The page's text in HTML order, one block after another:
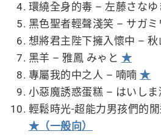
環繞全身的毒 – 左藤さなゆ
黑色聖者輕聲淺笑 – サガ
想將君主陛下擁入懷中 – 秋
黑羊 – 雅鳳 みゃと ★
專屬我的中之人 – 喃喃★
小惡魔誘惑蛋糕 – はいし
輕鬆時光-超能力男孩們的
★（一般向）